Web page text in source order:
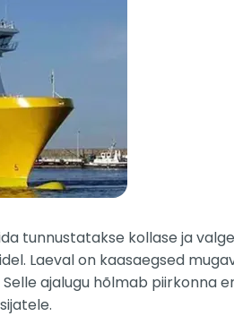
tunnustatakse kollase ja
Laeval on kaasaegsed
ajalugu hõlmab